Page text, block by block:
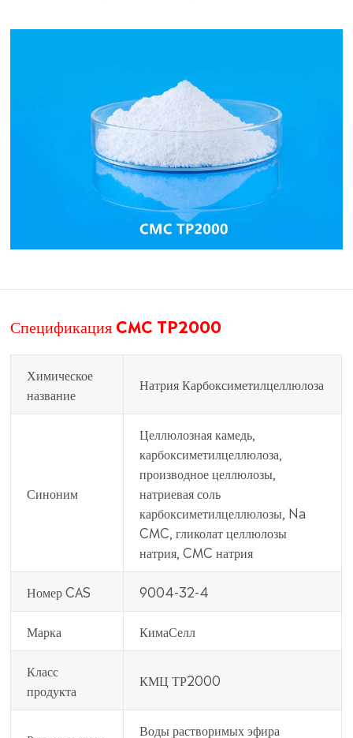
Спецификация CMC TP2000
Химическое
название
Натрия Карбоксиметилцеллюлоза
Синоним
Целлюлозная камедь,
карбоксиметилцеллюлоза,
производное целлюлозы,
натриевая соль
карбоксиметилцеллюлозы, Na
CMC, гликолат целлюлозы
натрия, CMC натрия
Номер CAS 9004-32-4
Марка КимаСелл
Класс
продукта
КМЦ ТР2000
Воды растворимых эфира